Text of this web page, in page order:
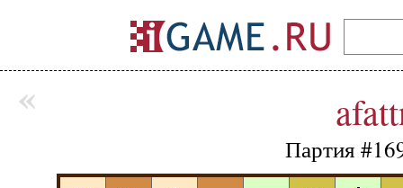
Партия
«